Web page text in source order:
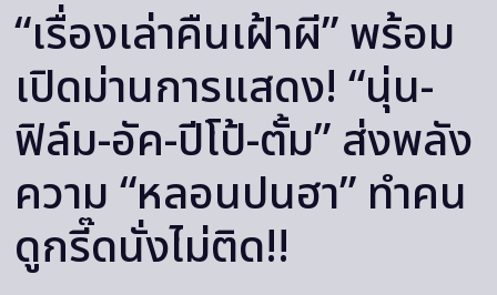
“เรื่องเล่าคืนเฝ้าผี” พร้อม
เปิดม่านการแสดง! “นุ่น-
ฟิล์ม-อัค-ปีโป้-ตั้ม” ส่งพลัง
ความ “หลอนปนฮา” ทำคน
ดูกรี๊ดนั่งไม่ติด!!